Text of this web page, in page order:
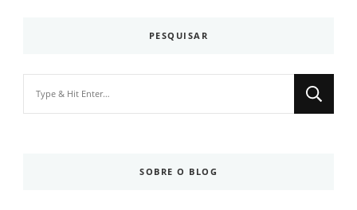
PESQUISAR
SOBRE O BLOG